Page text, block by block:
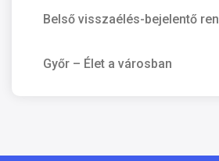
Belső visszaélés-bejelentő
Győr – Élet a városban